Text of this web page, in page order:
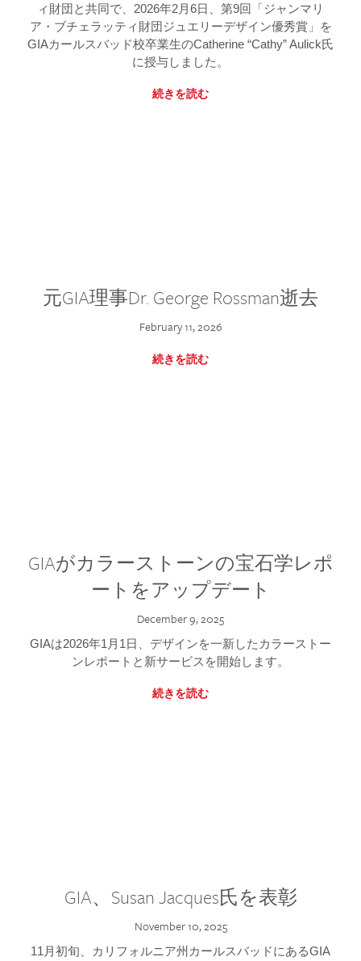
ィ財団と共同で、2026年2月6日、第9回「ジャンマリ
ア・ブチェラッティ財団ジュエリーデザイン優秀賞」を
GIAカールスバッド校卒業生のCatherine “Cathy” Aulick氏
に授与しました。
続きを読む
元GIA理事Dr. George Rossman逝去
February 11, 2026
続きを読む
GIAがカラーストーンの宝石学レポ
ートをアップデート
December 9, 2025
GIAは2026年1月1日、デザインを一新したカラーストー
ンレポートと新サービスを開始します。
続きを読む
GIA、Susan Jacques氏を表彰
November 10, 2025
11月初旬、カリフォルニア州カールスバッドにあるGIA